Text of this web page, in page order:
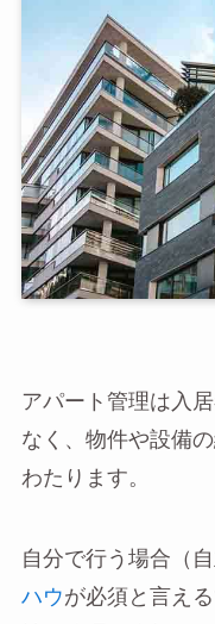
アパート管理は入
なく、物件や設備
わたります。
自分で行う場合（
ハウが必須と言え